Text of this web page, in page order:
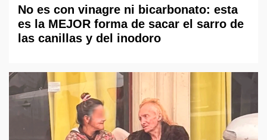
No es con vinagre ni bicarbonato: esta
es la MEJOR forma de sacar el sarro de
las canillas y del inodoro